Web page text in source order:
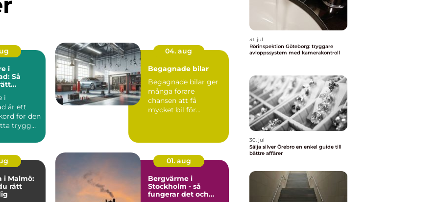
i
Så
i
är ett
för den
trygg
04. aug
Begagnade bilar
Begagnade bilar ger
många förare
chansen att få
mycket bil för
i Malmö:
rätt
01. aug
Bergvärme i
Stockholm - så
fungerar det och
31. jul
Rörinspektion Göteborg: tryggare
avloppssystem med kamerakontroll
30. jul
Sälja silver Örebro en enkel guide till
bättre affärer